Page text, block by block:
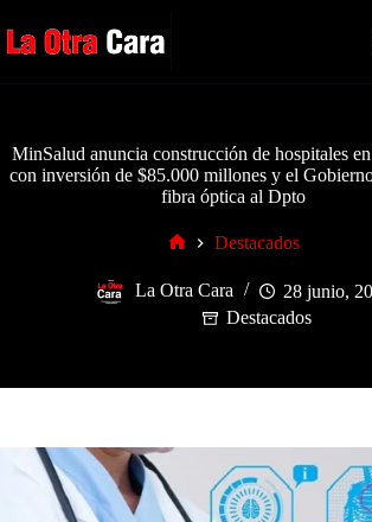
al
contenido
MinSalud anuncia construcción de hospitales
con inversión de $85.000 millones y el
fibra óptica al Dpto
Destacados
La Otra Cara
28 junio,
Destacados